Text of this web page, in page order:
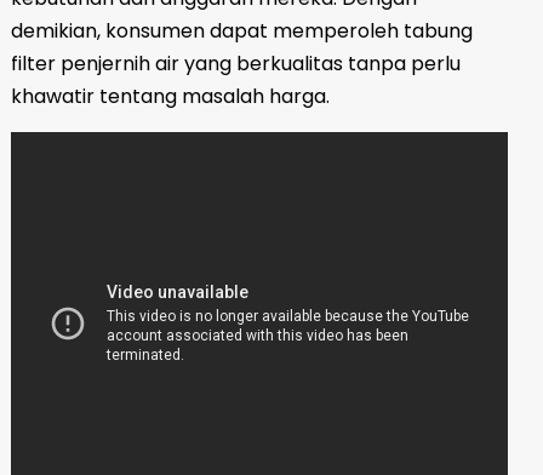
demikian, konsumen dapat memperoleh tabung
filter penjernih air yang berkualitas tanpa perlu
khawatir tentang masalah harga.